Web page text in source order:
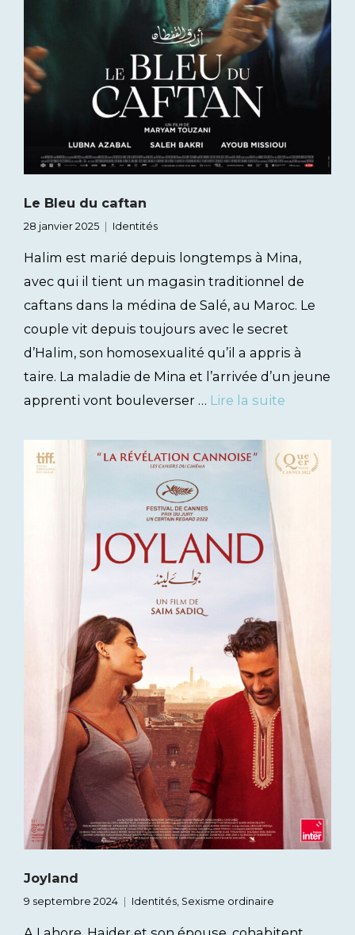
Le Bleu du caftan
28 janvier 2025 Identités
Halim est marié depuis longtemps à Mina,
avec qui il tient un magasin traditionnel de
caftans dans la médina de Salé, au Maroc. Le
couple vit depuis toujours avec le secret
d’Halim, son homosexualité qu’il a appris à
taire. La maladie de Mina et l’arrivée d’un jeune
apprenti vont bouleverser … Lire la suite
Joyland
9 septembre 2024 Identités, Sexisme ordinaire